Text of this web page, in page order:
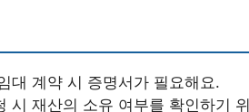
대 계약 시 증명서가 필요해요.
시 재산의 소유 여부를 확인하기